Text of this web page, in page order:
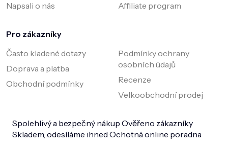
Napsali o nás
Affiliate program
Pro zákazníky
Často kladené dotazy
Doprava a platba
Obchodní podmínky
Podmínky ochrany
osobních údajů
Recenze
Velkoobchodní prodej
Spolehlivý a bezpečný nákup Ověřeno zákazníky
Skladem, odesíláme ihned Ochotná online poradna